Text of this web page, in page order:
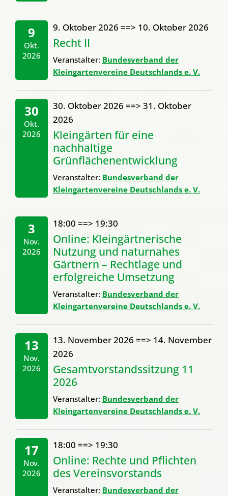
9
Okt.
2026
9. Oktober 2026 ==> 10. Oktober 2026
Recht II
Veranstalter: Bundesverband der
Kleingartenvereine Deutschlands e. V.
30
Okt.
2026
30. Oktober 2026 ==> 31. Oktober
2026
Kleingärten für eine
nachhaltige
Grünflächenentwicklung
Veranstalter: Bundesverband der
Kleingartenvereine Deutschlands e. V.
3
Nov.
2026
18:00 ==> 19:30
Online: Kleingärtnerische
Nutzung und naturnahes
Gärtnern – Rechtlage und
erfolgreiche Umsetzung
Veranstalter: Bundesverband der
Kleingartenvereine Deutschlands e. V.
13
Nov.
2026
13. November 2026 ==> 14. November
2026
Gesamtvorstandssitzung 11
2026
Veranstalter: Bundesverband der
Kleingartenvereine Deutschlands e. V.
17
Nov.
2026
18:00 ==> 19:30
Online: Rechte und Pflichten
des Vereinsvorstands
Veranstalter: Bundesverband der